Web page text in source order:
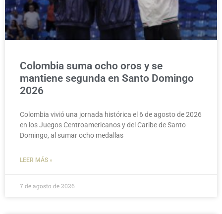
Colombia suma ocho oros y se
mantiene segunda en Santo Domingo
2026
Colombia vivió una jornada histórica el 6 de agosto de 2026
en los Juegos Centroamericanos y del Caribe de Santo
Domingo, al sumar ocho medallas
LEER MÁS »
7 de agosto de 2026